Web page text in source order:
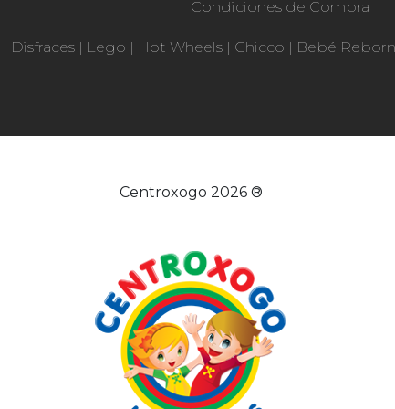
Condiciones de Compra
| Disfraces | Lego | Hot Wheels | Chicco | Bebé Reborn
Centroxogo 2026 ®